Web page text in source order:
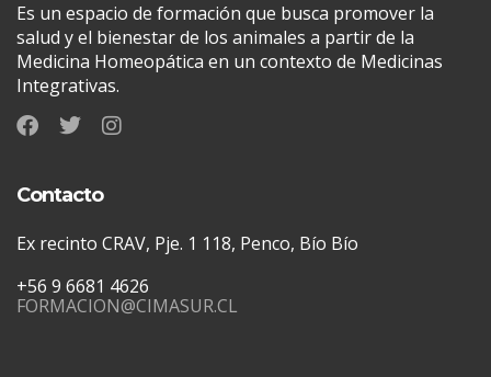
Es un espacio de formación que busca promover la
salud y el bienestar de los animales a partir de la
Medicina Homeopática en un contexto de Medicinas
Integrativas.
Contacto
Ex recinto CRAV, Pje. 1 118, Penco, Bío Bío
+56 9 6681 4626
FORMACION@CIMASUR.CL